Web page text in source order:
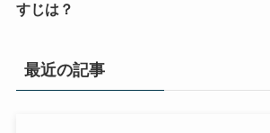
すじは？
最近の記事